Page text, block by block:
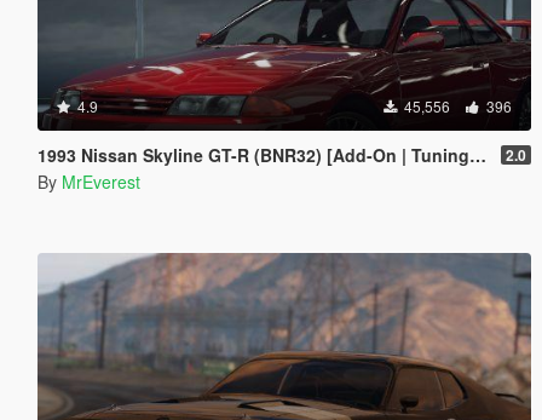
4.9 45,556 396
1993 Nissan Skyline GT-R (BNR32) [Add-On | Tuning | Template | LODs] 2.0
By MrEverest